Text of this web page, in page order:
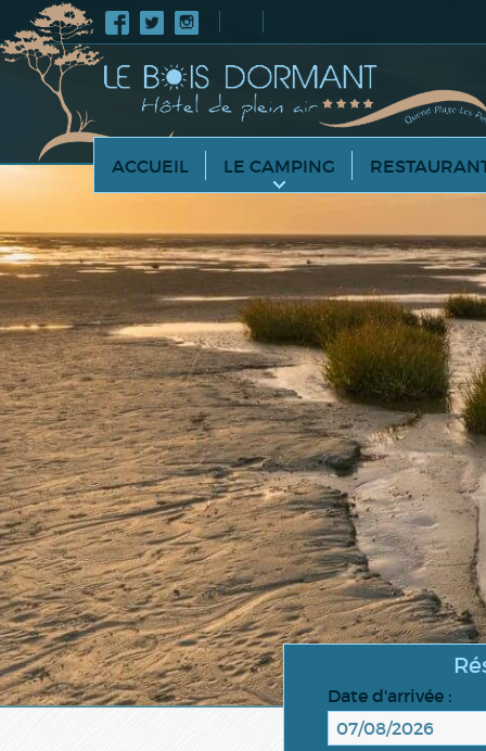
ACCUEIL LE CAMPING
Date d'arrivée :